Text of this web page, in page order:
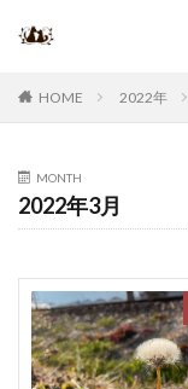
HOME 2022年
MONTH
2022年3月